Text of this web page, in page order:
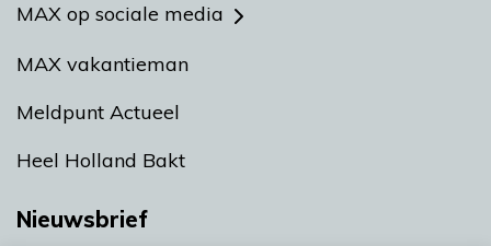
MAX op sociale media
MAX vakantieman
Meldpunt Actueel
Heel Holland Bakt
Nieuwsbrief